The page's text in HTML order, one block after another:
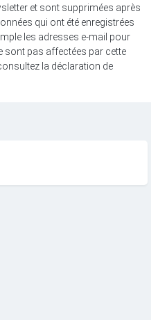
et sont supprimées après
qui ont été enregistrées
les adresses e-mail pour
sont pas affectées par cette
la déclaration de